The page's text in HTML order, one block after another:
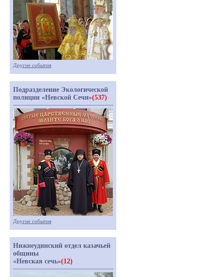
Другие события
Подразделение Экологической
полиции «Невской Сечи»(537)
Другие события
Нижнеудинский отдел казачьей
общины
«Невская сечь»(12)